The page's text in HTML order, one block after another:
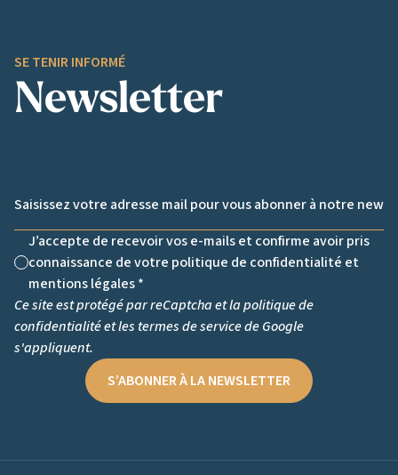
SE TENIR INFORMÉ
Newsletter
Non cochée
J’accepte de recevoir vos e-mails et confirme avoir pris
connaissance de votre politique de confidentialité et
mentions légales *
Ce site est protégé par reCaptcha et lapolitique de
confidentialitéet les termes de servicede Google
s'appliquent.
S’ABONNER À LA NEWSLETTER